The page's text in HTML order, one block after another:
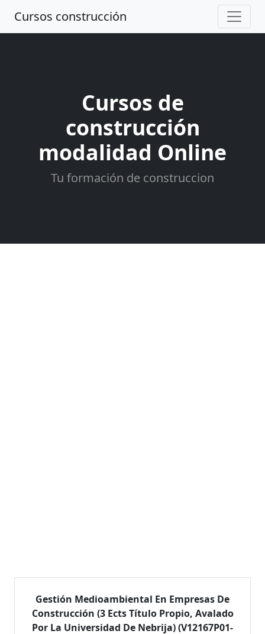
Cursos construcción
Cursos de
construcción
modalidad Online
Tu formación de construccion
Gestión Medioambiental En Empresas De
Construcción (3 Ects Título Propio, Avalado
Por La Universidad De Nebrija) (V12167P01-